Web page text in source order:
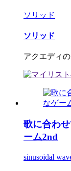
ソリッド
ソリッド
アクエディ
歌に合わ
ーム2nd
sinusoidal